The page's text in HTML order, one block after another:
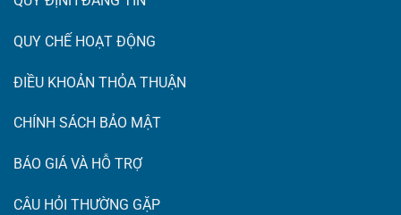
QUY CHẾ HOẠT ĐỘNG
ĐIỀU KHOẢN THỎA THUẬN
CHÍNH SÁCH BẢO MẬT
BÁO GIÁ VÀ HỖ TRỢ
CÂU HỎI THƯỜNG GẶP